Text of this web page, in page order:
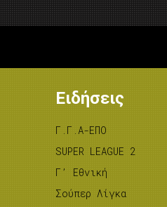
Ειδήσεις
Γ.Γ.Α-ΕΠΟ
SUPER LEAGUE 2
Γ’ Εθνική
Σούπερ Λίγκα